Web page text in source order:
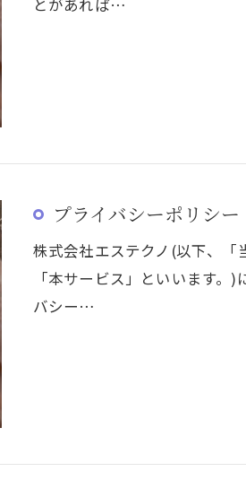
とがあれば…
プライバシーポリシー
株式会社エステクノ(以下、「
「本サービス」といいます
バシー…